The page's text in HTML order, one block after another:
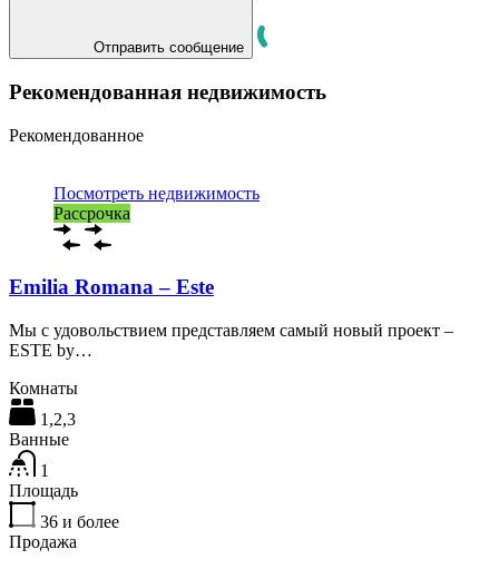
Отправить сообщение
Рекомендованная недвижимость
Рекомендованное
Посмотреть недвижимость
Рассрочка
Emilia Romana – Este
Мы с удовольствием представляем самый новый проект –
ESTE by…
Комнаты
1,2,3
Ванные
1
Площадь
36 и более
Продажа